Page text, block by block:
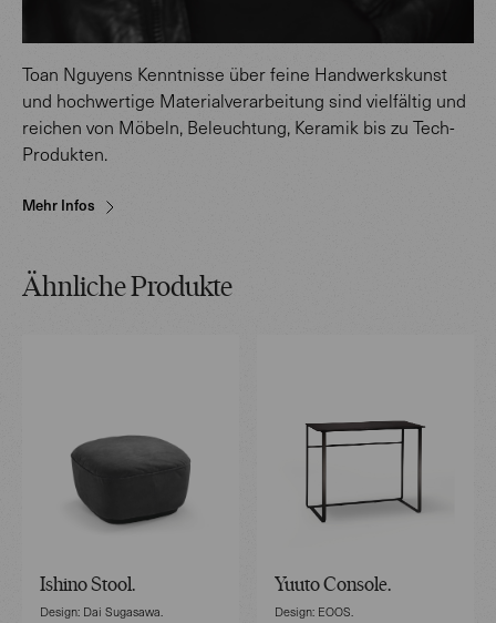
Toan Nguyens Kenntnisse über feine Handwerkskunst
und hochwertige Materialverarbeitung sind vielfältig und
reichen von Möbeln, Beleuchtung, Keramik bis zu Tech-
Produkten.
Mehr Infos
Ähnliche Produkte
Ishino Stool.
Design: Dai Sugasawa.
Yuuto Console.
Design: EOOS.